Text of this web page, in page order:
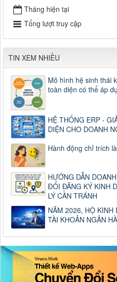
Tháng hiện tại
Tổng lượt truy cập
TIN XEM NHIỀU
Mô hình hệ sinh thái
toàn diện có thể áp
HỆ THỐNG ERP -
DIỆN CHO DOANH
Hành động chỉ trích
HƯỚNG DẪN
ĐỔI ĐĂNG KÝ KINH
LÝ CẦN TRÁNH
NĂM 2026, HỘ KINH
TÀI KHOẢN NGÂN